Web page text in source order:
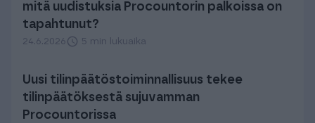
mitä uudistuksia Procountorin palkoissa on
tapahtunut?
24.6.2026 5 min lukuaika
Uusi tilinpäätös­toiminnallisuus tekee
tilinpäätöksestä sujuvamman
Procountorissa